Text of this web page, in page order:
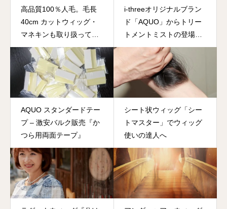
高品質100％人毛。毛長
40cm カットウィッグ・
マネキンも取り扱ってい
ます。
i-threeオリジナルブラン
ド「AQUO」からトリー
トメントミストの登場で
す。
AQUO スタンダードテー
プ – 激安バルク販売『か
つら用両面テープ』
シート状ウィッグ「シー
トマスター」でウィッグ
使いの達人へ